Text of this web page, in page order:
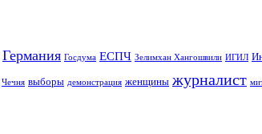
Германия Госдума ЕСПЧ Зелимхан Хангошвили ИГИЛ
Чечня выборы демонстрация женщины журналист